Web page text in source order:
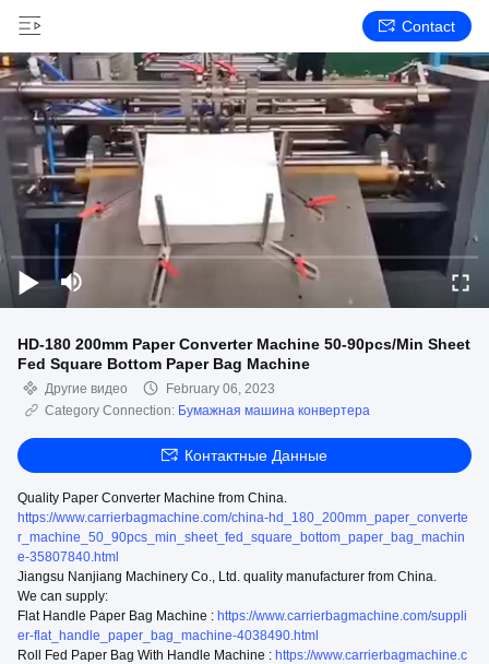
Contact
HD-180 200mm Paper Converter Machine 50-90pcs/Min Sheet
Fed Square Bottom Paper Bag Machine
Другие видео
February 06, 2023
Category Connection: Бумажная машина конвертера
Контактные Данные
Quality Paper Converter Machine from China.
https://www.carrierbagmachine.com/china-hd_180_200mm_paper_converte
r_machine_50_90pcs_min_sheet_fed_square_bottom_paper_bag_machin
e-35807840.html
Jiangsu Nanjiang Machinery Co., Ltd. quality manufacturer from China.
We can supply:
Flat Handle Paper Bag Machine : https://www.carrierbagmachine.com/suppli
er-flat_handle_paper_bag_machine-4038490.html
Roll Fed Paper Bag With Handle Machine : https://www.carrierbagmachine.c